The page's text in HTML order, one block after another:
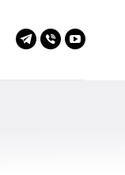
Telegram
Viber